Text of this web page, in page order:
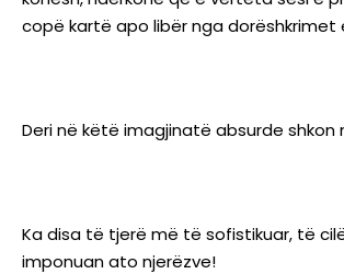
copë kartë apo libër nga dorëshkrimet
Deri në këtë imagjinatë absurde
Ka disa të tjerë më të sofistikuar, të
imponuan ato njerëzve!